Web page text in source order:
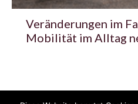
Veränderungen im
Mobilität im Alltag